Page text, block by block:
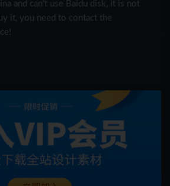
and can’t use Baidu disk, it is not
it, you need to contact the